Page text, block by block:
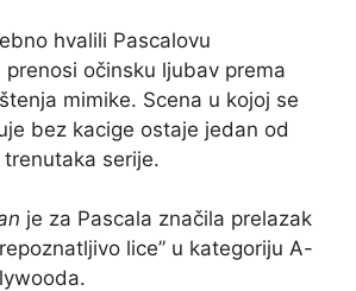
hvalili Pascalovu
očinsku ljubav prema
mimike. Scena u kojoj se
bez kacige ostaje jedan od
serije.
je za Pascala značila prelazak
lice” u kategoriju A-